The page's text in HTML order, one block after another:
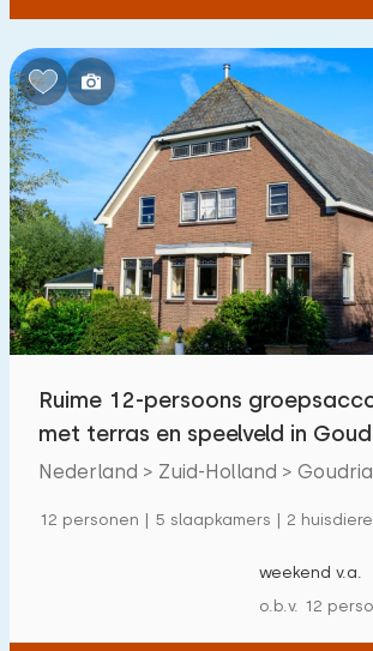
Ruime 12-persoons
met terras en speelveld in
Holland
Nederland > Zuid-Holland >
12 personen | 5 slaapkamers | 2
weekend v.a.
o.b.v. 12